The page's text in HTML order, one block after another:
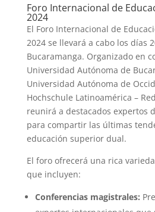
Foro Internacional de
2024
El Foro Internacional de
2024 se llevará a cabo los días
Bucaramanga. Organizado en
Universidad Autónoma de
Universidad Autónoma de
Hochschule Latinoamérica –
reunirá a destacados expertos
para compartir las últimas
educación superior dual.
El foro ofrecerá una rica
que incluyen:
Conferencias magistrales: